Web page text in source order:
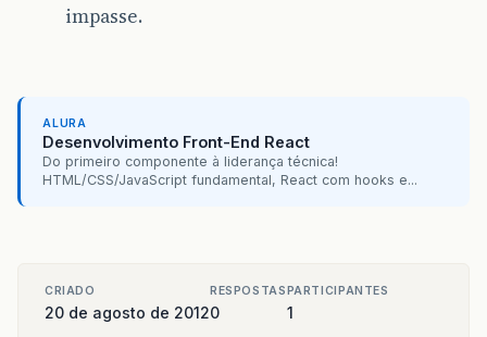
impasse.
ALURA
Desenvolvimento Front-End React
Do primeiro componente à liderança técnica!
HTML/CSS/JavaScript fundamental, React com hooks e...
CRIADO
20 de agosto de 2012
RESPOSTAS
0
PARTICIPANTES
1